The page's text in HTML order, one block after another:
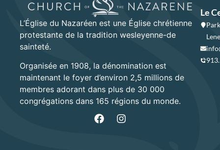
L’Église du Nazaréen est une Église chrétienne
protestante de la tradition wesleyenne-de
sainteté.
Organisée en 1908, la dénomination est
maintenant le foyer d’environ 2,5 millions de
membres adorant dans plus de 30 000
congrégations dans 165 régions du monde.
Le